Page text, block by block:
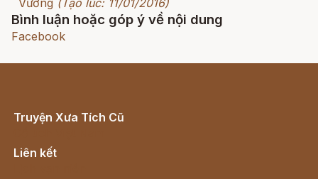
Bình luận hoặc góp ý về nội dung
Facebook
Truyện Xưa Tích Cũ
Liên kết